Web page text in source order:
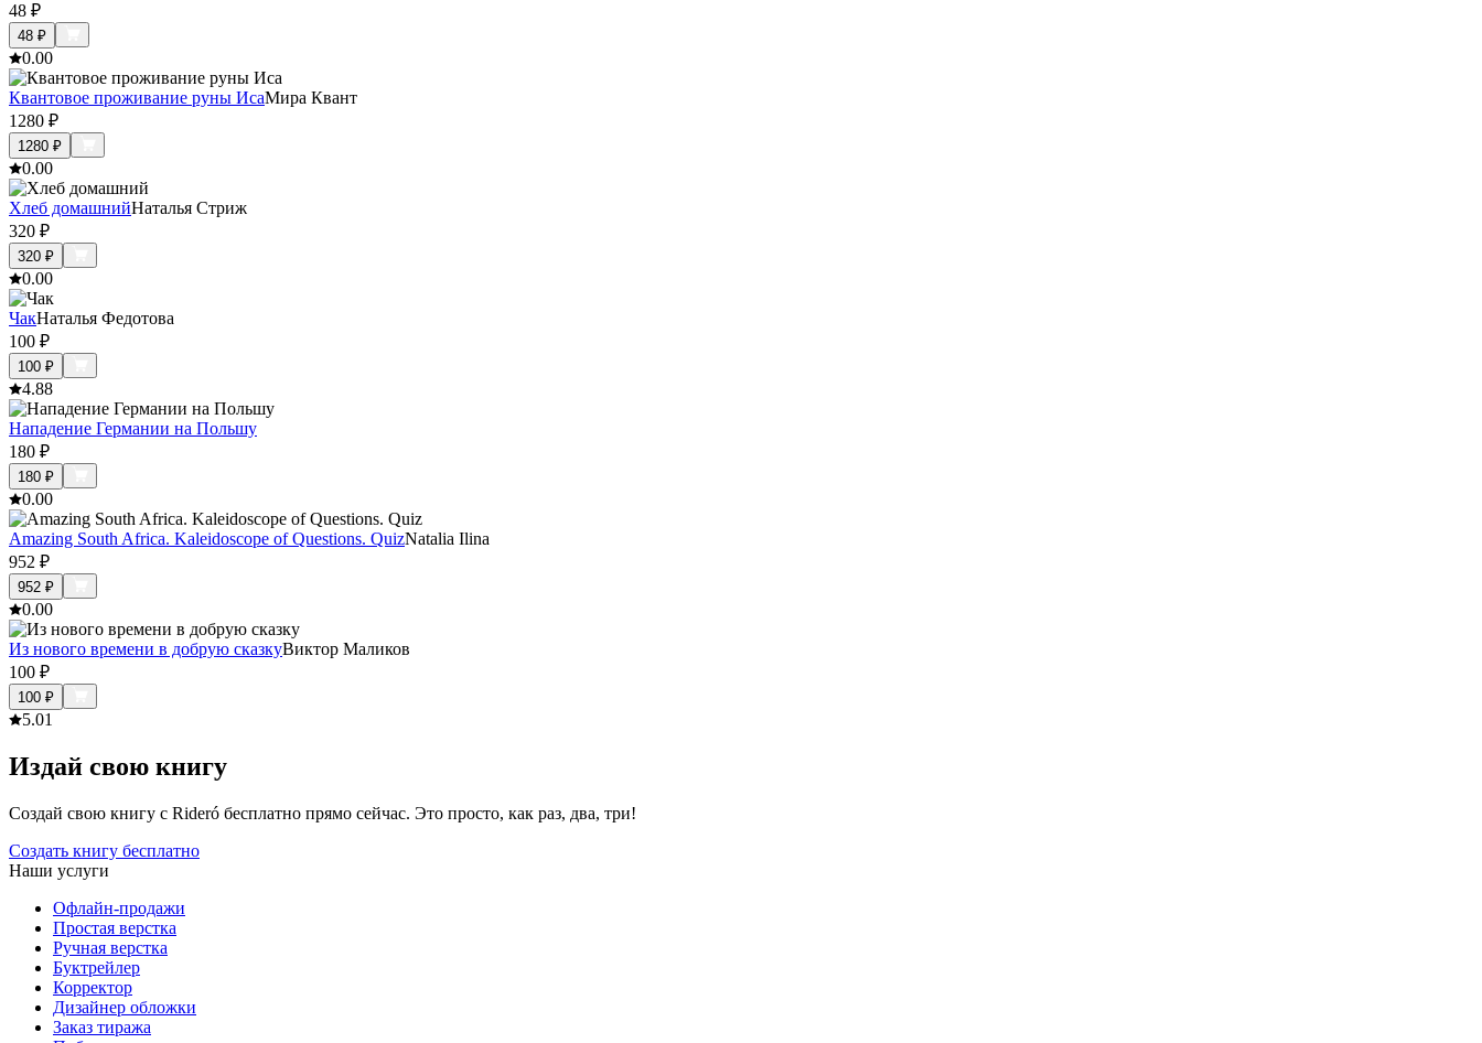
48 ₽
48 ₽
0.00
Квантовое проживание руны ИсаМира Квант
1280 ₽
1280 ₽
0.00
Хлеб домашнийНаталья Стриж
320 ₽
320 ₽
0.00
ЧакНаталья Федотова
100 ₽
100 ₽
4.88
Нападение Германии на Польшу
180 ₽
180 ₽
0.00
Amazing South Africa. Kaleidoscope of Questions. QuizNatalia Ilina
952 ₽
952 ₽
0.00
Из нового времени в добрую сказкуВиктор Маликов
100 ₽
100 ₽
5.01
Издай свою книгу
Создай свою книгу с Rideró бесплатно прямо сейчас. Это просто, как раз, два, три!
Создать книгу бесплатно
Наши услуги
Офлайн-продажи
Простая верстка
Ручная верстка
Буктрейлер
Корректор
Дизайнер обложки
Заказ тиража